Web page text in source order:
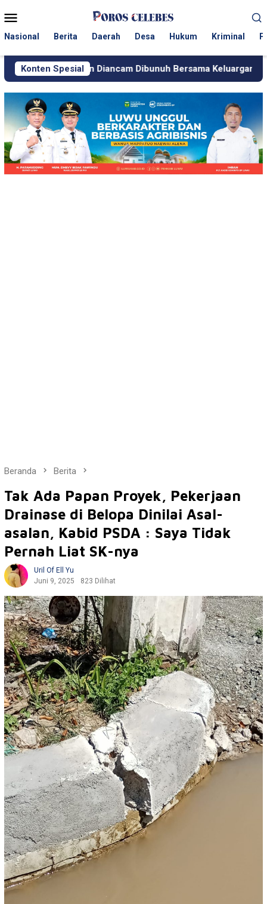
ke
Mobile
Nasional Berita Daerah Desa Hukum Kriminal
Konten Spesial
Diancam Dibunuh Bersama Keluarganya Polisi
Beranda Berita
Tak Ada Papan Proyek, Pekerjaan
Drainase di Belopa Dinilai Asal-
asalan, Kabid PSDA : Saya Tidak
Pernah Liat SK-nya
Uril Of Ell Yu
Juni 9, 2025
823 Dilihat